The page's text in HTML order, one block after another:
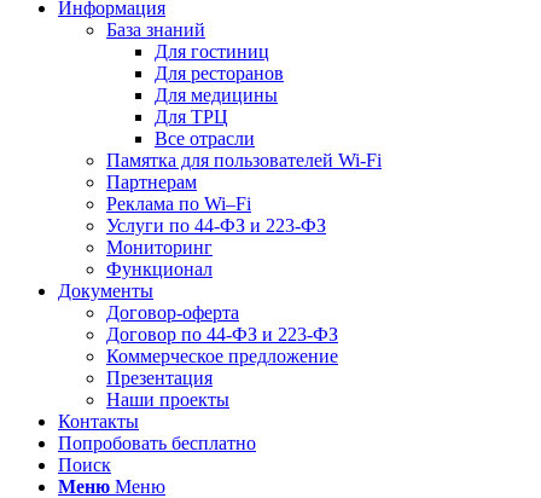
Информация
База знаний
Для гостиниц
Для ресторанов
Для медицины
Для ТРЦ
Все отрасли
Памятка для пользователей Wi-Fi
Партнерам
Реклама по Wi–Fi
Услуги по 44-ФЗ и 223-ФЗ
Мониторинг
Функционал
Документы
Договор-оферта
Договор по 44-ФЗ и 223-ФЗ
Коммерческое предложение
Презентация
Наши проекты
Контакты
Попробовать бесплатно
Поиск
Меню Меню